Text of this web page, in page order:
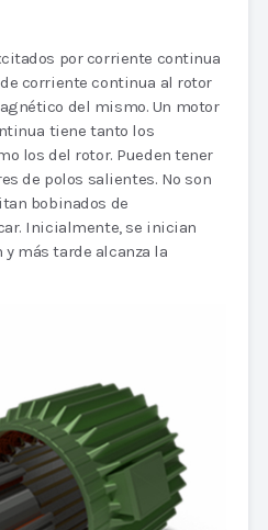
por corriente continua
corriente continua al rotor
del mismo. Un motor
tiene tanto los
los del rotor. Pueden tener
de polos salientes. No son
bobinados de
Inicialmente, se inician
más tarde alcanza la